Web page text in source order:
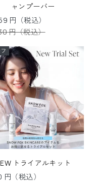
ャンプーバー
価格
円（税込）
格円（税込）
トライアルキット
価格
（税込）